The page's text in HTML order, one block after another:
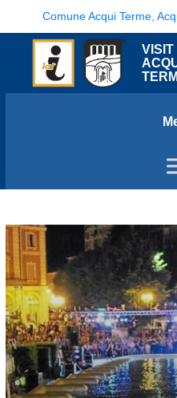
Comune Acqui Terme,
VISIT